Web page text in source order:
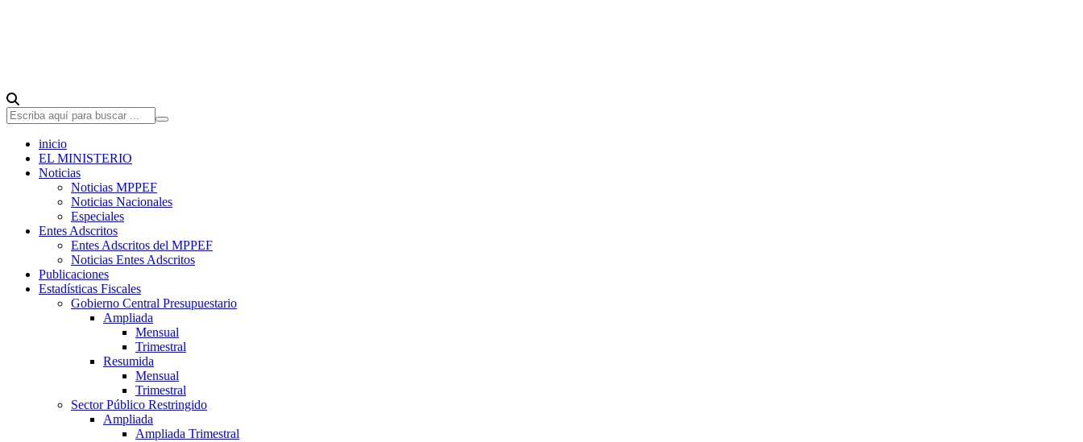
inicio
EL MINISTERIO
Noticias
Noticias MPPEF
Noticias Nacionales
Especiales
Entes Adscritos
Entes Adscritos del MPPEF
Noticias Entes Adscritos
Publicaciones
Estadísticas Fiscales
Gobierno Central Presupuestario
Ampliada
Mensual
Trimestral
Resumida
Mensual
Trimestral
Sector Público Restringido
Ampliada
Ampliada Trimestral